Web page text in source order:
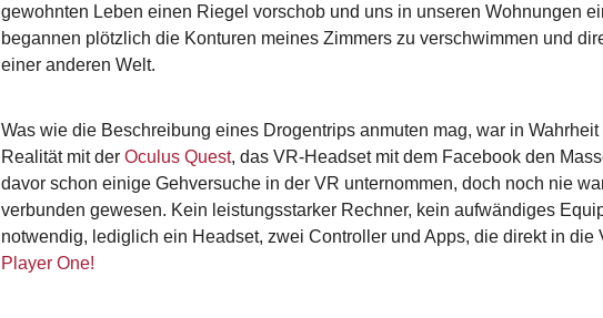
gewohnten Leben einen Riegel vorschob und uns in unseren Wohnungen
begannen plötzlich die Konturen meines Zimmers zu verschwimmen und
einer anderen Welt.
Was wie die Beschreibung eines Drogentrips anmuten mag, war in
Realität mit der Oculus Quest, das VR-Headset mit dem Facebook den
davor schon einige Gehversuche in der VR unternommen, doch noch nie
verbunden gewesen. Kein leistungsstarker Rechner, kein aufwändiges
notwendig, lediglich ein Headset, zwei Controller und Apps, die direkt in die
Player One!